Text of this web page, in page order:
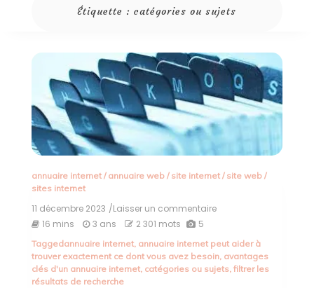
Étiquette :catégories ou sujets
annuaire internet/ annuaire web/ site internet/ site web/
sites internet
11 décembre 2023 /Laisser un commentaireon
ce
que
vous
16 mins 3 ans 2 301 mots 5
Taggedannuaire internet, annuaire internet peut aider à
trouver exactement ce dont vous avez besoin, avantages
clés d'un annuaire internet, catégories ou sujets, filtrer les
résultats de recherche